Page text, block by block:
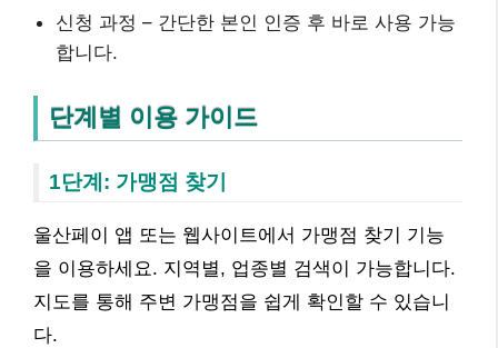
신청 과정 – 간단한 본인 인증 후 바로 사용 가능
합니다.
단계별 이용 가이드
1단계: 가맹점 찾기
울산페이 앱 또는 웹사이트에서 가맹점 찾기 기능
을 이용하세요. 지역별, 업종별 검색이 가능합니다.
지도를 통해 주변 가맹점을 쉽게 확인할 수 있습니
다.